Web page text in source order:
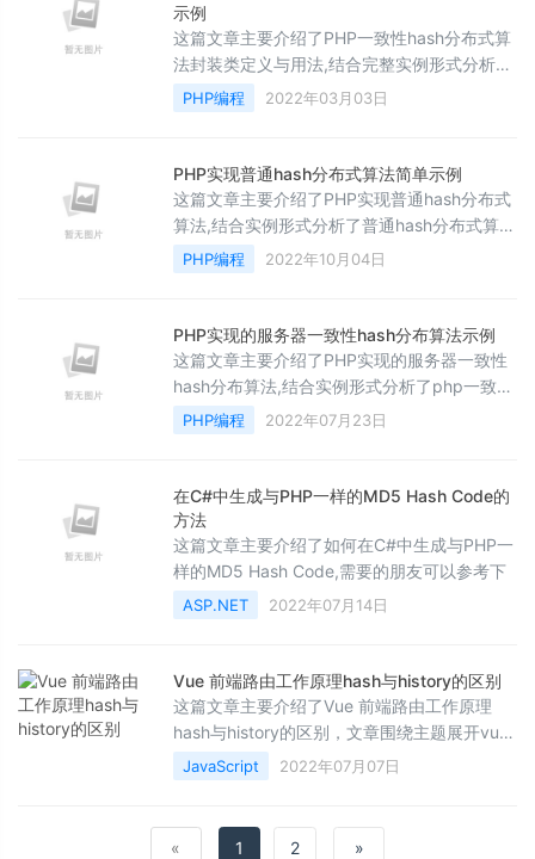
示例
这篇文章主要介绍了PHP一致性hash分布式算
法封装类定义与用法,结合完整实例形式分析了
一致性hash分布式算法的原理、实现及使用方
法,需要的朋友可以参考下
PHP编程 2022年03月03日
PHP实现普通hash分布式算法简单示例
这篇文章主要介绍了PHP实现普通hash分布式
算法,结合实例形式分析了普通hash分布式算法
类的定义与简单使用技巧,需要的朋友可以参考
下
PHP编程 2022年10月04日
PHP实现的服务器一致性hash分布算法示例
这篇文章主要介绍了PHP实现的服务器一致性
hash分布算法,结合实例形式分析了php一致性
hash分布算法类的具体定义与相关使用技巧,需
要的朋友可以参考下
PHP编程 2022年07月23日
在C#中生成与PHP一样的MD5 Hash Code的
方法
这篇文章主要介绍了如何在C#中生成与PHP一
样的MD5 Hash Code,需要的朋友可以参考下
ASP.NET 2022年07月14日
Vue 前端路由工作原理hash与history的区别
这篇文章主要介绍了Vue 前端路由工作原理
hash与history的区别，文章围绕主题展开vue-
router的工作原理的简单介绍，感兴趣的朋友
可以学习一下
JavaScript 2022年07月07日
« 1 2 »